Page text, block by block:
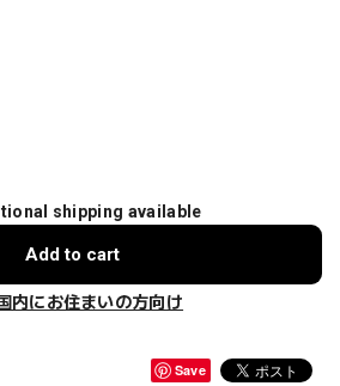
shipping available
Add to cart
内にお住まいの方向け
Save